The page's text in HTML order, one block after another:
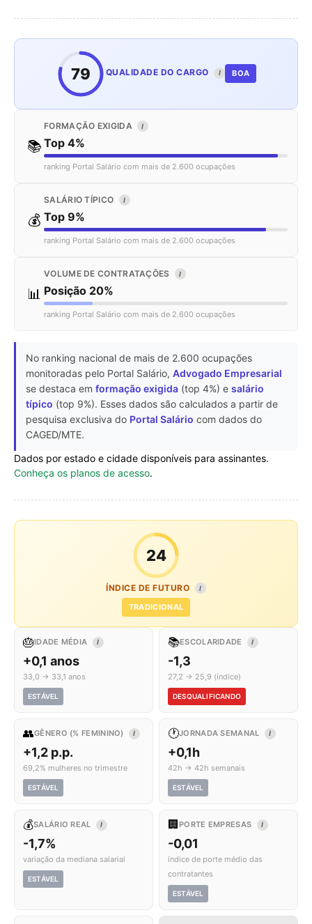
79 QUALIDADE DO CARGO I BOA
📚
FORMAÇÃO EXIGIDA I
Top 4%
ranking Portal Salário com mais de 2.600 ocupações
💰
SALÁRIO TÍPICO I
Top 9%
ranking Portal Salário com mais de 2.600 ocupações
📊
VOLUME DE CONTRATAÇÕES I
Posição 20%
ranking Portal Salário com mais de 2.600 ocupações
No ranking nacional de mais de 2.600 ocupações
monitoradas pelo Portal Salário, Advogado Empresarial
se destaca em formação exigida (top 4%) e salário
típico (top 9%). Esses dados são calculados a partir de
pesquisa exclusiva do Portal Salário com dados do
CAGED/MTE.
Dados por estado e cidade disponíveis para assinantes.
Conheça os planos de acesso.
24
ÍNDICE DE FUTURO I
TRADICIONAL
🎂IDADE MÉDIA I
+0,1 anos
33,0 → 33,1 anos
ESTÁVEL
📚ESCOLARIDADE I
-1,3
27,2 → 25,9 (índice)
DESQUALIFICANDO
👥GÊNERO (% FEMININO) I
+1,2 p.p.
69,2% mulheres no trimestre
ESTÁVEL
🕐JORNADA SEMANAL I
+0,1h
42h → 42h semanais
ESTÁVEL
💰SALÁRIO REAL I
-1,7%
variação da mediana salarial
ESTÁVEL
🏢 PORTE EMPRESAS I
-0,01
índice de porte médio das
contratantes
ESTÁVEL